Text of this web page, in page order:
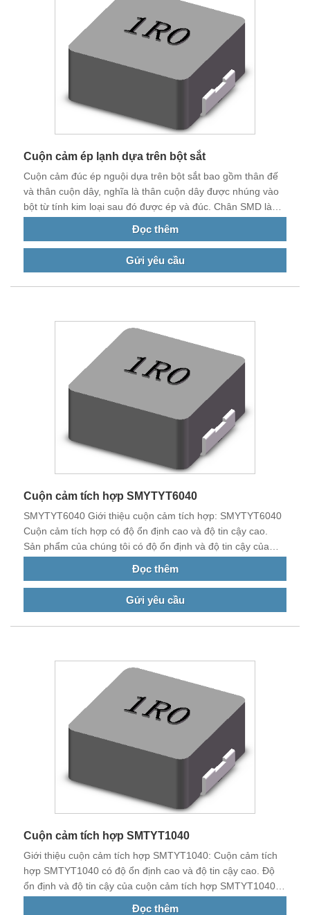
Cuộn cảm ép lạnh dựa trên bột sắt
Cuộn cảm đúc ép nguội dựa trên bột sắt bao gồm thân đế
và thân cuộn dây, nghĩa là thân cuộn dây được nhúng vào
bột từ tính kim loại sau đó được ép và đúc. Chân SMD là
Đọc thêm
Gửi yêu cầu
Cuộn cảm tích hợp SMYTYT6040
SMYTYT6040 Giới thiệu cuộn cảm tích hợp: SMYTYT6040
Cuộn cảm tích hợp có độ ổn định cao và độ tin cậy cao.
Sản phẩm của chúng tôi có độ ổn định và độ tin cậy của
Đọc thêm
Gửi yêu cầu
Cuộn cảm tích hợp SMTYT1040
Giới thiệu cuộn cảm tích hợp SMTYT1040: Cuộn cảm tích
hợp SMTYT1040 có độ ổn định cao và độ tin cậy cao. Độ
ổn định và độ tin cậy của cuộn cảm tích hợp SMTYT1040
Đọc thêm